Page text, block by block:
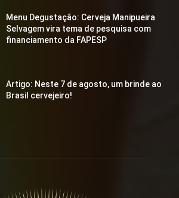
Menu Degustação: Cerveja Manipueira
Selvagem vira tema de pesquisa com
financiamento da FAPESP
Artigo: Neste 7 de agosto, um brinde ao
Brasil cervejeiro!